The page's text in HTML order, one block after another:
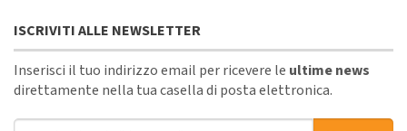
ISCRIVITI ALLE NEWSLETTER
Inserisci il tuo indirizzo email per ricevere le ultime news
direttamente nella tua casella di posta elettronica.